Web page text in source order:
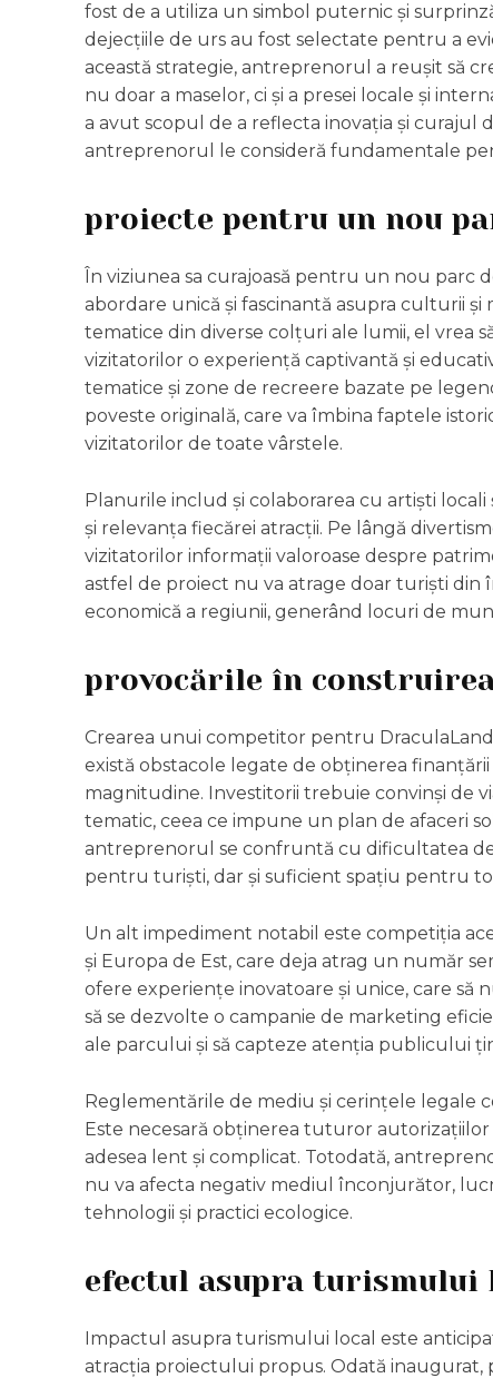
fost de a utiliza un simbol puternic și
dejecțiile de urs au fost selectate pentru a
această strategie, antreprenorul a reușit să
nu doar a maselor, ci și a presei locale și
a avut scopul de a reflecta inovația și curajul
antreprenorul le consideră fundamentale
proiecte pentru un nou
În viziunea sa curajoasă pentru un nou parc
abordare unică și fascinantă asupra culturii
tematice din diverse colțuri ale lumii, el vrea
vizitatorilor o experiență captivantă și
tematice și zone de recreere bazate pe
poveste originală, care va îmbina faptele
vizitatorilor de toate vârstele.
Planurile includ și colaborarea cu artiști
și relevanța fiecărei atracții. Pe lângă
vizitatorilor informații valoroase despre
astfel de proiect nu va atrage doar turiști din
economică a regiunii, generând locuri de
provocările în
Crearea unui competitor pentru
există obstacole legate de obținerea
magnitudine. Investitorii trebuie convinși de
tematic, ceea ce impune un plan de afaceri
antreprenorul se confruntă cu dificultatea de
pentru turiști, dar și suficient spațiu pentru
Un alt impediment notabil este competiția
și Europa de Est, care deja atrag un număr
ofere experiențe inovatoare și unice, care să
să se dezvolte o campanie de marketing
ale parcului și să capteze atenția publicului
Reglementările de mediu și cerințele legale
Este necesară obținerea tuturor
adesea lent și complicat. Totodată,
nu va afecta negativ mediul înconjurător,
tehnologii și practici ecologice.
efectul asupra turismului
Impactul asupra turismului local este
atracția proiectului propus. Odată